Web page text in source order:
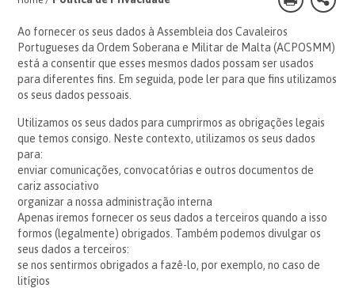
Ao fornecer os seus dados à Assembleia dos Cavaleiros
Portugueses da Ordem Soberana e Militar de Malta (ACPOSMM)
está a consentir que esses mesmos dados possam ser usados
para diferentes fins. Em seguida, pode ler para que fins utilizamos
os seus dados pessoais.
Utilizamos os seus dados para cumprirmos as obrigações legais
que temos consigo. Neste contexto, utilizamos os seus dados
para:
enviar comunicações, convocatórias e outros documentos de
cariz associativo
organizar a nossa administração interna
Apenas iremos fornecer os seus dados a terceiros quando a isso
formos (legalmente) obrigados. Também podemos divulgar os
seus dados a terceiros:
se nos sentirmos obrigados a fazê-lo, por exemplo, no caso de
litígios